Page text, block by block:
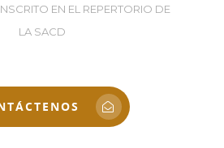
EN EL REPERTORIO DE
LA SACD